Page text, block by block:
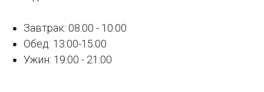
Завтрак: 08:00 - 10:00
Обед: 13:00-15:00
Ужин: 19:00 - 21:00